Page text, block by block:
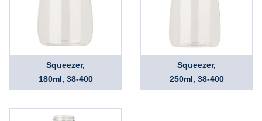
Squeezer,
180ml, 38-400
Squeezer,
250ml, 38-400